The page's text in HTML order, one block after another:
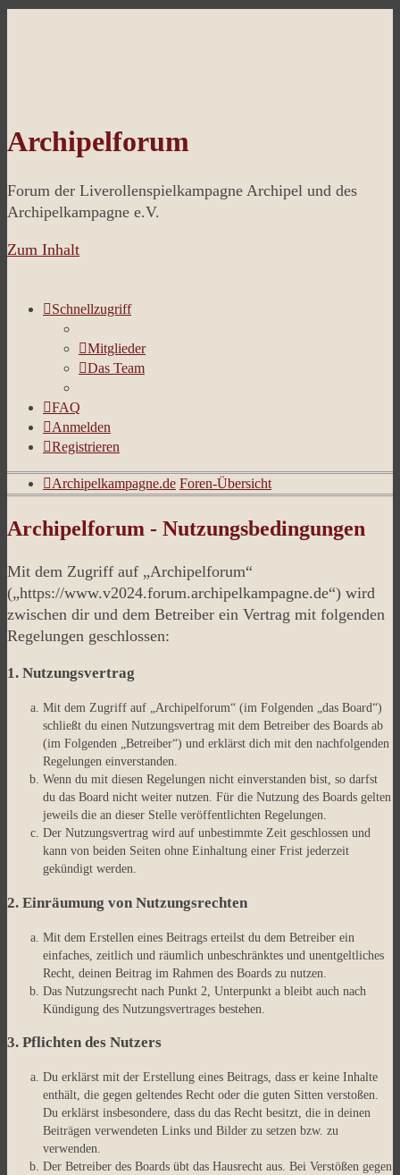
Archipelforum
Forum der Liverollenspielkampagne Archipel und des
Archipelkampagne e.V.
Zum Inhalt
Schnellzugriff
Mitglieder
Das Team
FAQ
Anmelden
Registrieren
Archipelkampagne.de Foren-Übersicht
Archipelforum - Nutzungsbedingungen
Mit dem Zugriff auf „Archipelforum“
(„https://www.v2024.forum.archipelkampagne.de“) wird
zwischen dir und dem Betreiber ein Vertrag mit folgenden
Regelungen geschlossen:
1. Nutzungsvertrag
Mit dem Zugriff auf „Archipelforum“ (im Folgenden „das Board“)
schließt du einen Nutzungsvertrag mit dem Betreiber des Boards ab
(im Folgenden „Betreiber“) und erklärst dich mit den nachfolgenden
Regelungen einverstanden.
Wenn du mit diesen Regelungen nicht einverstanden bist, so darfst
du das Board nicht weiter nutzen. Für die Nutzung des Boards gelten
jeweils die an dieser Stelle veröffentlichten Regelungen.
Der Nutzungsvertrag wird auf unbestimmte Zeit geschlossen und
kann von beiden Seiten ohne Einhaltung einer Frist jederzeit
gekündigt werden.
2. Einräumung von Nutzungsrechten
Mit dem Erstellen eines Beitrags erteilst du dem Betreiber ein
einfaches, zeitlich und räumlich unbeschränktes und unentgeltliches
Recht, deinen Beitrag im Rahmen des Boards zu nutzen.
Das Nutzungsrecht nach Punkt 2, Unterpunkt a bleibt auch nach
Kündigung des Nutzungsvertrages bestehen.
3. Pflichten des Nutzers
Du erklärst mit der Erstellung eines Beitrags, dass er keine Inhalte
enthält, die gegen geltendes Recht oder die guten Sitten verstoßen.
Du erklärst insbesondere, dass du das Recht besitzt, die in deinen
Beiträgen verwendeten Links und Bilder zu setzen bzw. zu
verwenden.
Der Betreiber des Boards übt das Hausrecht aus. Bei Verstößen gegen